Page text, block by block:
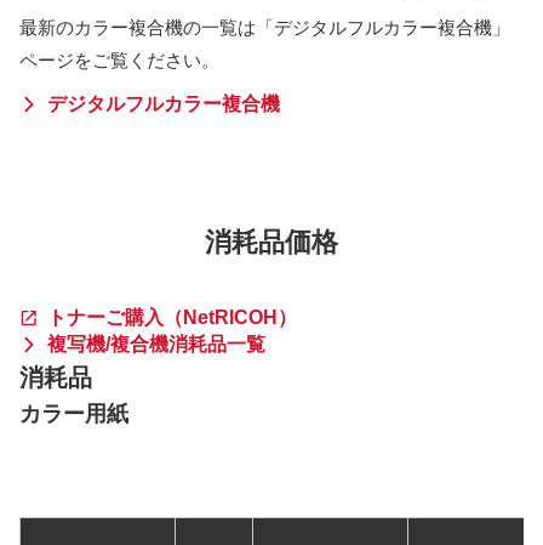
最新のカラー複合機の一覧は「デジタルフルカラー複合機」
ページをご覧ください。
デジタルフルカラー複合機
消耗品価格
トナーご購入（NetRICOH）
複写機/複合機消耗品一覧
消耗品
カラー用紙